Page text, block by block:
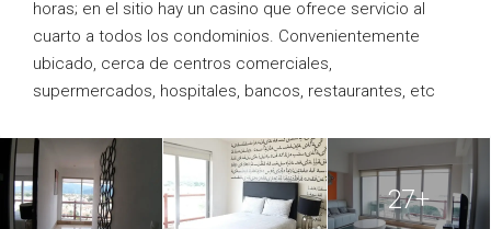
horas; en el sitio hay un casino que ofrece servicio al
cuarto a todos los condominios. Convenientemente
ubicado, cerca de centros comerciales,
supermercados, hospitales, bancos, restaurantes, etc
27+